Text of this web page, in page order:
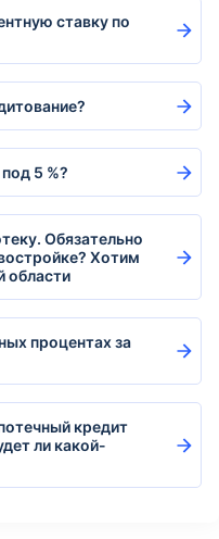
ставку по
5 %?
Обязательно
Хотим
области
процентах за
кредит
ли какой-